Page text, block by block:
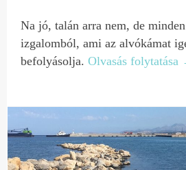
Na jó, talán arra nem, de
izgalomból, ami az alvókámat
befolyásolja.Olvasás folytatása